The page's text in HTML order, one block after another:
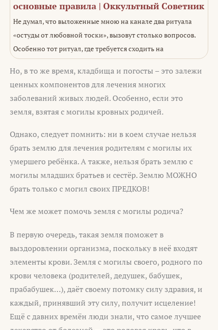
основные правила | Оккультный Советник
Не думал, что выложенные мною на канале два ритуала
«остуды от любовной тоски», вызовут столько вопросов.
Особенно тот ритуал, где требуется сходить на
Но, в то же время, кладбища и погосты – это залежи
ценных компонентов для лечения многих
заболеваний живых людей. Особенно, если это
земля, взятая с могилы кровных родичей.
Однако, следует помнить: ни в коем случае нельзя
брать землю для лечения родителям с могилы их
умершего ребёнка. А также, нельзя брать землю с
могилы младших братьев и сестёр. Землю МОЖНО
брать только с могил своих ПРЕДКОВ!
Чем же может помочь земля с могилы родича?
В первую очередь, такая земля поможет в
выздоровлении организма, поскольку в неё входят
элементы крови. Земля с могилы своего, родного по
крови человека (родителей, дедушек, бабушек,
прабабушек…), даёт своему потомку силу здравия, и
каждый, принявший эту силу, получит исцеление!
Ещё с давних времён люди знали, что самое лучшее